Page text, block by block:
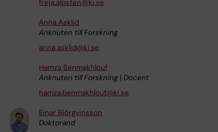
freja.alpsten@ki.se
Anna Asklid
Anknuten till Forskning
anna.asklid@ki.se
Hamza Benmakhlouf
Anknuten till Forskning | Docent
hamza.benmakhlouf@ki.se
Einar Björgvinsson
Doktorand